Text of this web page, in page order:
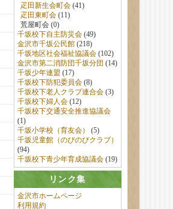
疋田新生会町会(41)
疋田東町会(11)
荒屋町会 (0)
千坂校下自主防災会(49)
金沢市千坂公民館(218)
千坂地区社会福祉協議会(102)
金沢市第二消防団千坂分団 (14)
千坂少年連盟 (17)
千坂校下防犯委員会(8)
千坂校下老人クラブ連合会(3)
千坂校下婦人会(12)
千坂校下交通安全推進協議会
(1)
千坂小学校（育友会）
(5)
千坂児童館（のびのびクラブ）
(94)
千坂校下青少年育成協議会(19)
リンク集
金沢市ホームページ
利用規約